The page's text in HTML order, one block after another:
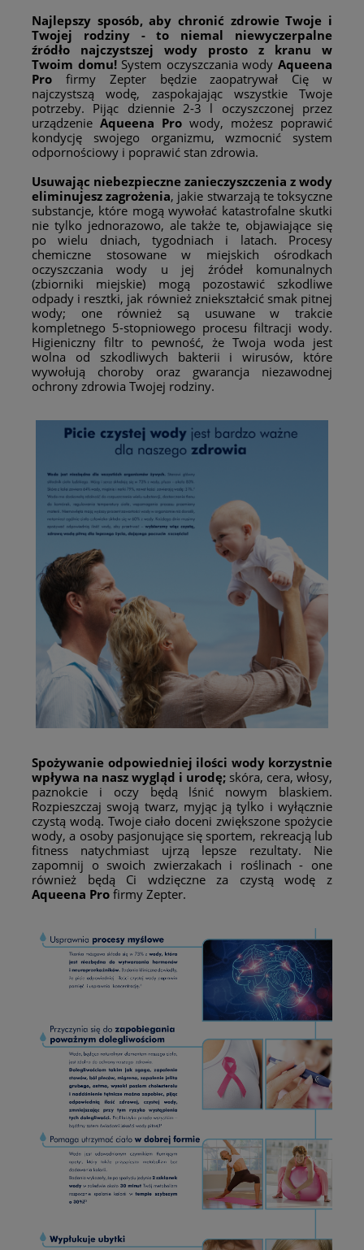
Najlepszy sposób, aby chronić zdrowie Twoje i
Twojej rodziny - to niemal niewyczerpalne
źródło najczystszej wody prosto z kranu w
Twoim domu!System oczyszczania wodyAqueena
Pro firmy Zepter będzie zaopatrywał Cię w
najczystszą wodę, zaspokajając wszystkie Twoje
potrzeby. Pijąc dziennie 2-3 l oczyszczonej przez
urządzenie Aqueena Pro wody, możesz poprawić
kondycję swojego organizmu, wzmocnić system
odpornościowy i poprawić stan zdrowia.
Usuwając niebezpieczne zanieczyszczenia z wody
eliminujesz zagrożenia, jakie stwarzają te toksyczne
substancje, które mogą wywołać katastrofalne skutki
nie tylko jednorazowo, ale także te, objawiające się
po wielu dniach, tygodniach i latach. Procesy
chemiczne stosowane w miejskich ośrodkach
oczyszczania wody u jej źródeł komunalnych
(zbiorniki miejskie) mogą pozostawić szkodliwe
odpady i resztki, jak również zniekształcić smak pitnej
wody; one również są usuwane w trakcie
kompletnego 5-stopniowego procesu filtracji wody.
Higieniczny filtr to pewność, że Twoja woda jest
wolna od szkodliwych bakterii i wirusów, które
wywołują choroby oraz gwarancja niezawodnej
ochrony zdrowia Twojej rodziny.
Spożywanie odpowiedniej ilości wody korzystnie
wpływa na nasz wygląd i urodę; skóra, cera, włosy,
paznokcie i oczy będą lśnić nowym blaskiem.
Rozpieszczaj swoją twarz, myjąc ją tylko i wyłącznie
czystą wodą. Twoje ciało doceni zwiększone spożycie
wody, a osoby pasjonujące się sportem, rekreacją lub
fitness natychmiast ujrzą lepsze rezultaty. Nie
zapomnij o swoich zwierzakach i roślinach - one
również będą Ci wdzięczne za czystą wodę z
Aqueena Pro firmy Zepter.